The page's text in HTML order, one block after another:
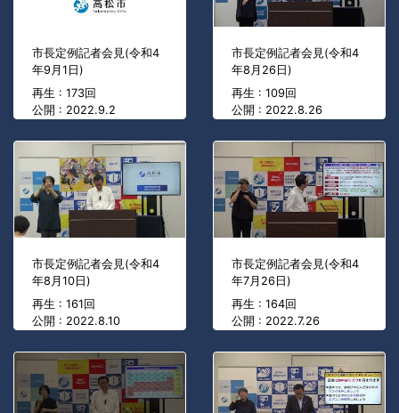
市長定例記者会見(令和4
年9月1日)
再生 : 173回
公開 : 2022.9.2
市長定例記者会見(令和4
年8月26日)
再生 : 109回
公開 : 2022.8.26
市長定例記者会見(令和4
年8月10日)
再生 : 161回
公開 : 2022.8.10
市長定例記者会見(令和4
年7月26日)
再生 : 164回
公開 : 2022.7.26